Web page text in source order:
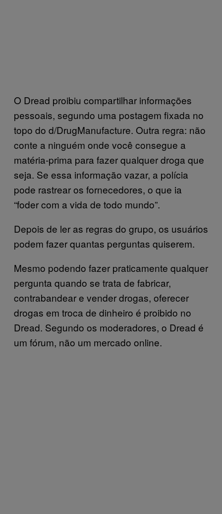
O Dread proibiu compartilhar informações
pessoais, segundo uma postagem fixada no
topo do d/DrugManufacture. Outra regra: não
conte a ninguém onde você consegue a
matéria-prima para fazer qualquer droga que
seja. Se essa informação vazar, a polícia
pode rastrear os fornecedores, o que ia
“foder com a vida de todo mundo”.
Depois de ler as regras do grupo, os usuários
podem fazer quantas perguntas quiserem.
Mesmo podendo fazer praticamente qualquer
pergunta quando se trata de fabricar,
contrabandear e vender drogas, oferecer
drogas em troca de dinheiro é proibido no
Dread. Segundo os moderadores, o Dread é
um fórum, não um mercado online.